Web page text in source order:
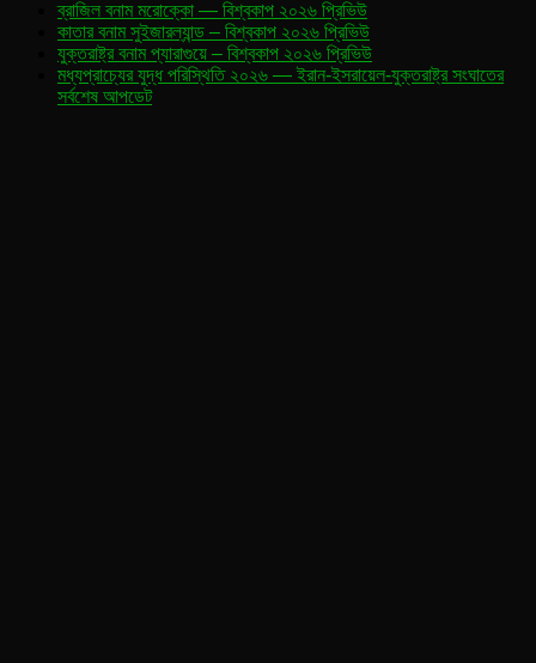
ব্রাজিল বনাম মরোক্কো — বিশ্বকাপ ২০২৬ প্রিভিউ
কাতার বনাম সুইজারল্যান্ড – বিশ্বকাপ ২০২৬ প্রিভিউ
যুক্তরাষ্ট্র বনাম প্যারাগুয়ে – বিশ্বকাপ ২০২৬ প্রিভিউ
মধ্যপ্রাচ্যের যুদ্ধ পরিস্থিতি ২০২৬ — ইরান-ইসরায়েল-যুক্তরাষ্ট্র সংঘাতের
সর্বশেষ আপডেট